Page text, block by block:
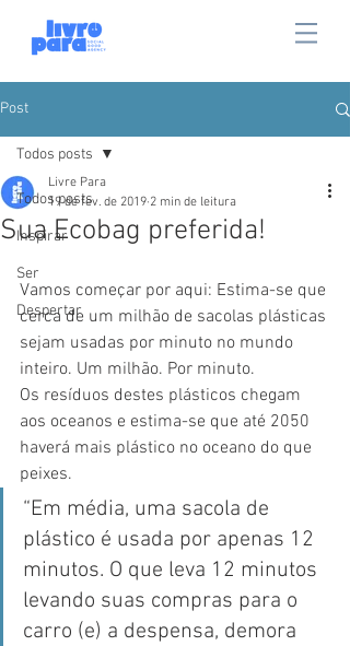
Post
Todos posts
Inspirar
Ser
Despertar
Todos posts
Sua Ecobag preferida!
Livre Para
19 de fev. de 2019 2 min de leitura
Vamos começar por aqui: Estima-se que
cerca de um milhão de sacolas plásticas
sejam usadas por minuto no mundo
inteiro. Um milhão. Por minuto.
Os resíduos destes plásticos chegam
aos oceanos e estima-se que até 2050
haverá mais plástico no oceano do que
peixes.
“Em média, uma sacola de
plástico é usada por apenas 12
minutos. O que leva 12 minutos
levando suas compras para o
carro (e) a despensa, demora